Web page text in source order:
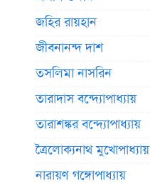
জহির রায়হান
জীবনানন্দ দাশ
তসলিমা নাসরিন
তারাদাস বন্দ্যোপাধ্যায়
তারাশঙ্কর বন্দ্যোপাধ্যায়
ত্রৈলোক্যনাথ মুখোপাধ্যায়
নারায়ণ গঙ্গোপাধ্যায়